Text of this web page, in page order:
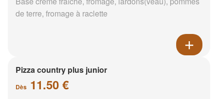
de terre, fromage à raclette
Pizza country plus junior
Dès 11.50 €